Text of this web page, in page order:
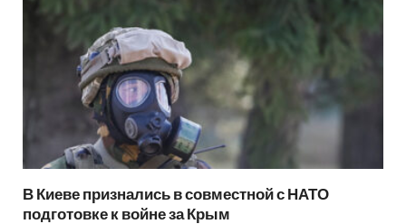
В Киеве признались в совместной с НАТО
подготовке к войне за Крым